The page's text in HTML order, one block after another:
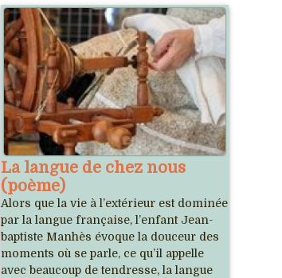
La langue de chez nous
(poème)
Alors que la vie à l’extérieur est dominée
par la langue française, l’enfant Jean-
baptiste Manhès évoque la douceur des
moments où se parle, ce qu’il appelle
avec beaucoup de tendresse, la langue